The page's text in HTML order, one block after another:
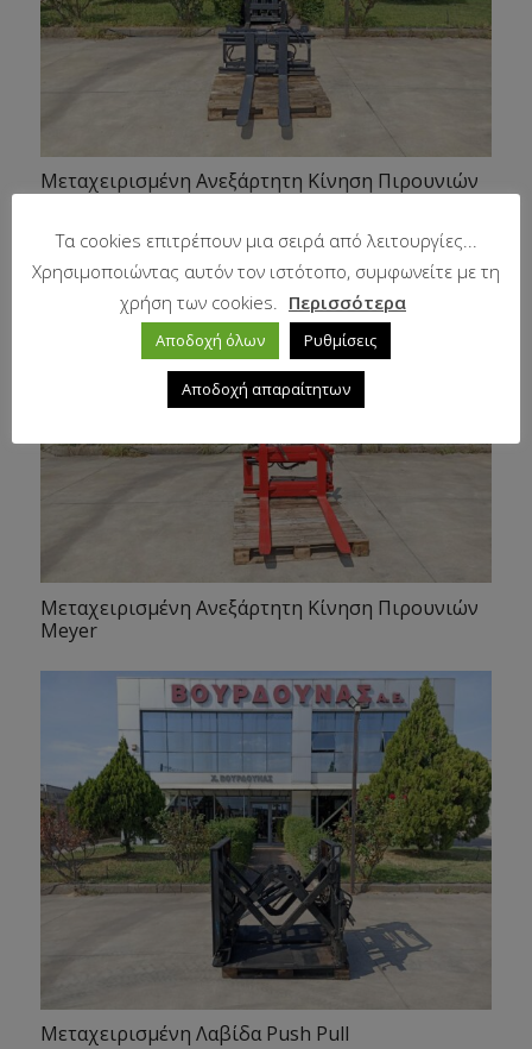
Μεταχειρισμένη Ανεξάρτητη Κίνηση Πιρουνιών
Μεταχειρισμένη Ανεξάρτητη Κίνηση Πιρουνιών
Meyer
Μεταχειρισμένη Λαβίδα Push Pull
Τα cookies επιτρέπουν μια σειρά από λειτουργίες...
Χρησιμοποιώντας αυτόν τον ιστότοπο, συμφωνείτε με τη
χρήση των cookies.
Περισσότερα
Αποδοχή όλων Ρυθμίσεις
Αποδοχή απαραίτητων